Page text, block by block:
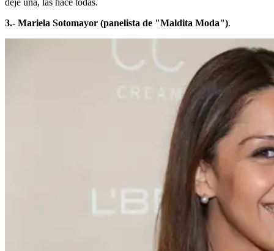
3.- Mariela Sotomayor (panelista de "Maldita Moda").